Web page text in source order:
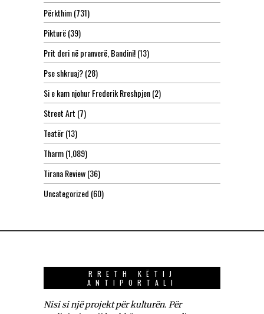
Përkthim(731)
Pikturë(39)
Prit deri në pranverë, Bandini!(13)
Pse shkruaj?(28)
Si e kam njohur Frederik Rreshpjen(2)
Street Art (7)
Teatër(13)
Tharm(1,089)
Tirana Review(36)
Uncategorized (60)
RRETH KËTIJ
ANTIPORTALI
Nisi si një projekt për kulturën. Për